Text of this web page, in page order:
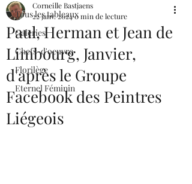
Tous les tableaux
Galeries
Chefs-d'oeuvre
Florilège
Eternel Féminin
Paul, Herman et Jean de
Limbourg, Janvier,
d'après le Groupe
Facebook des Peintres
Liégeois
Corneille Bastjaens
22 janv. 20240 min de lecture